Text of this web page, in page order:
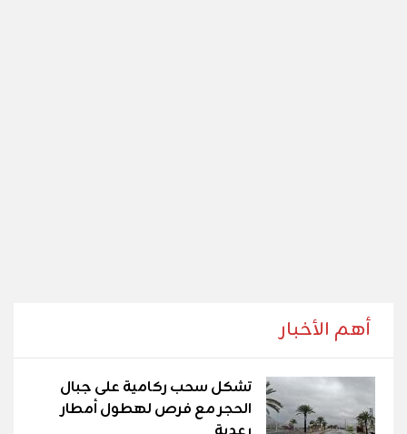
أهم الأخبار
تشكل سحب ركامية على جبال
الحجر مع فرص لهطول أمطار